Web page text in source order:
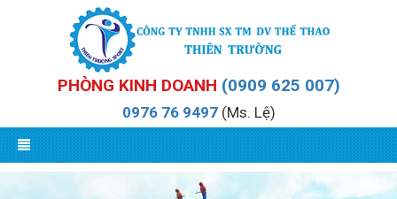
PHÒNG KINH DOANH (0909 625 007)
0976 76 9497(Ms. Lệ)